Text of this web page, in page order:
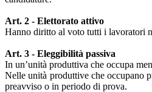
Art. 2 - Elettorato attivo
Hanno diritto al voto tutti i lavoratori
Art. 3 - Eleggibilità passiva
In un’unità produttiva che occupa
Nelle unità produttive che occupano
preavviso o in periodo di prova.